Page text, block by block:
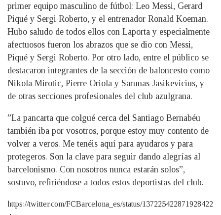
primer equipo masculino de fútbol: Leo Messi, Gerard
Piqué y Sergi Roberto, y el entrenador Ronald Koeman.
Hubo saludo de todos ellos con Laporta y especialmente
afectuosos fueron los abrazos que se dio con Messi,
Piqué y Sergi Roberto. Por otro lado, entre el público se
destacaron integrantes de la sección de baloncesto como
Nikola Mirotic, Pierre Oriola y Sarunas Jasikevicius, y
de otras secciones profesionales del club azulgrana.
”La pancarta que colgué cerca del Santiago Bernabéu
también iba por vosotros, porque estoy muy contento de
volver a veros. Me tenéis aquí para ayudaros y para
protegeros. Son la clave para seguir dando alegrías al
barcelonismo. Con nosotros nunca estarán solos”,
sostuvo, refiriéndose a todos estos deportistas del club.
https://twitter.com/FCBarcelona_es/status/137225422871928422